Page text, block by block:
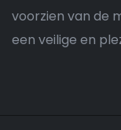
voorzien van de
een veilige en